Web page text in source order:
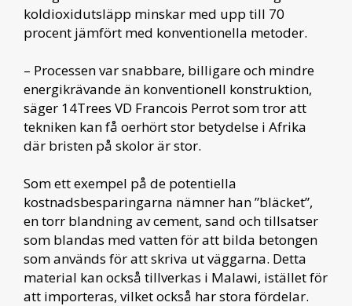
koldioxidutsläpp minskar med upp till 70
procent jämfört med konventionella metoder.
– Processen var snabbare, billigare och mindre
energikrävande än konventionell konstruktion,
säger 14Trees VD Francois Perrot som tror att
tekniken kan få oerhört stor betydelse i Afrika
där bristen på skolor är stor.
Som ett exempel på de potentiella
kostnadsbesparingarna nämner han ”bläcket”,
en torr blandning av cement, sand och tillsatser
som blandas med vatten för att bilda betongen
som används för att skriva ut väggarna. Detta
material kan också tillverkas i Malawi, istället för
att importeras, vilket också har stora fördelar.